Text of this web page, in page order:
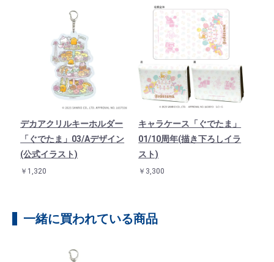
デカアクリルキーホルダー
「ぐでたま」03/Aデザイン
(公式イラスト)
￥1,320
キャラケース「ぐでたま」
01/10周年(描き下ろしイラ
スト)
￥3,300
一緒に買われている商品